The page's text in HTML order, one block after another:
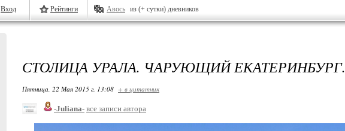
Вход Рейтинги Авось из (+ сутки) дневников
СТОЛИЦА УРАЛА. ЧАРУЮЩИЙ ЕКАТЕРИНБУРГ.
Пятница, 22 Мая 2015 г. 13:08 + в цитатник
-Juliana- все записи автора